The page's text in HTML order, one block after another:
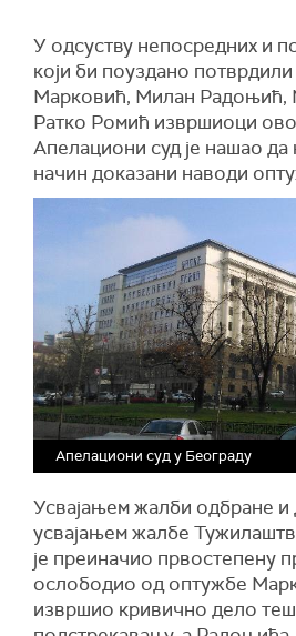
У одсуству непосредних и
који би поуздано
Марковић, Милан Радоњић,
Ратко Ромић извршиоци
Апелациони суд је нашао
начин доказани наводи
Апелациони суд у Београду
Усвајањем жалби одбране
усвајањем жалбе
је преиначио првостепену
ослободио од оптужбе
извршио кривично дело